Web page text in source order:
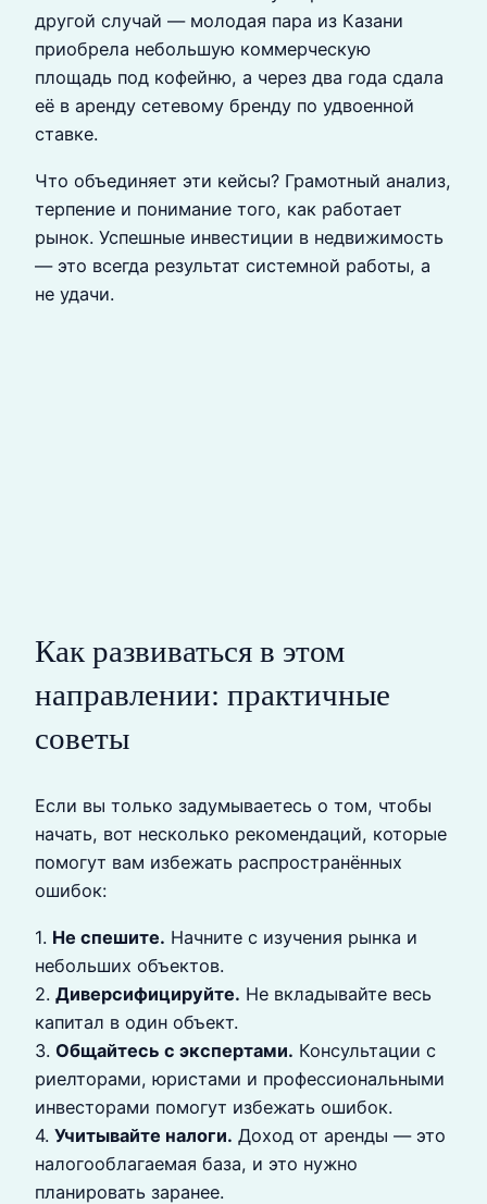
другой случай — молодая пара из Казани
приобрела небольшую коммерческую
площадь под кофейню, а через два года сдала
её в аренду сетевому бренду по удвоенной
ставке.
Что объединяет эти кейсы? Грамотный анализ,
терпение и понимание того, как работает
рынок. Успешные инвестиции в недвижимость
— это всегда результат системной работы, а
не удачи.
Как развиваться в этом
направлении: практичные
советы
Если вы только задумываетесь о том, чтобы
начать, вот несколько рекомендаций, которые
помогут вам избежать распространённых
ошибок:
1. Не спешите. Начните с изучения рынка и
небольших объектов.
2. Диверсифицируйте. Не вкладывайте весь
капитал в один объект.
3. Общайтесь с экспертами. Консультации с
риелторами, юристами и профессиональными
инвесторами помогут избежать ошибок.
4. Учитывайте налоги. Доход от аренды — это
налогооблагаемая база, и это нужно
планировать заранее.